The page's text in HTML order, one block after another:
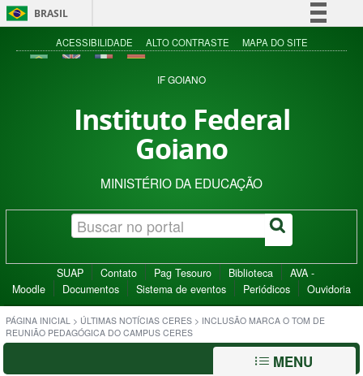
BRASIL
Simplifique!
Acesso à informação
ACESSIBILIDADE ALTO CONTRASTE MAPA DO SITE
IF GOIANO
Instituto Federal
Goiano
MINISTÉRIO DA EDUCAÇÃO
SUAP Contato Pag Tesouro Biblioteca
AVA -
Moodle
Documentos Sistema de eventos Periódicos Ouvidoria
PÁGINA INICIAL > ÚLTIMAS NOTÍCIAS CERES > INCLUSÃO MARCA O TOM DE
REUNIÃO PEDAGÓGICA DO CAMPUS CERES
MENU